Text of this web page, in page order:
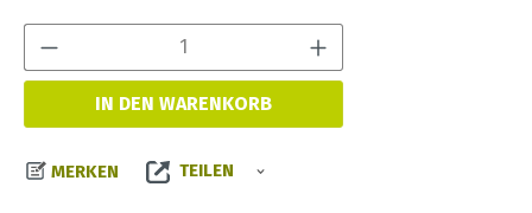
IN DEN WARENKORB
MERKEN TEILEN